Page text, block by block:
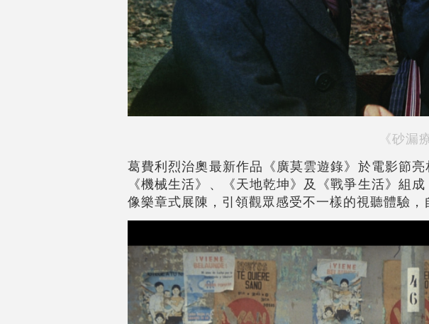
《砂漏
葛費利烈治奧最新作品《廣莫雲遊錄》於電影節
《機械生活》、《天地乾坤》及《戰爭生活》組
像樂章式展陳，引領觀眾感受不一樣的視聽體驗，